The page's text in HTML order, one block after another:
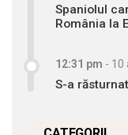
Spaniolul
România la
12:31 pm - 10
S-a